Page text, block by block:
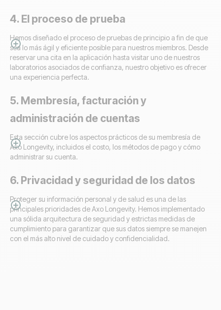
4. El proceso de prueba
Hemos diseñado el proceso de pruebas de principio a fin de que
sea lo más ágil y eficiente posible para nuestros miembros. Desde
reservar una cita en la aplicación hasta visitar uno de nuestros
laboratorios asociados de confianza, nuestro objetivo es ofrecer
una experiencia perfecta.
5. Membresía, facturación y
administración de cuentas
Esta sección cubre los aspectos prácticos de su membresía de
Axo Longevity, incluidos el costo, los métodos de pago y cómo
administrar su cuenta.
6. Privacidad y seguridad de los datos
Proteger su información personal y de salud es una de las
principales prioridades de Axo Longevity. Hemos implementado
una sólida arquitectura de seguridad y estrictas medidas de
cumplimiento para garantizar que sus datos siempre se manejen
con el más alto nivel de cuidado y confidencialidad.